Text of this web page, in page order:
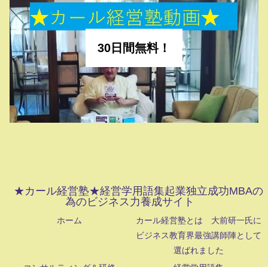
30日間無料！
★カール経営塾★経営学用語集起業独立成功MBAの
為のビジネス力養成サイト
ホーム
カール経営塾とは 大前研一氏に
ビジネス教育界最強講師陣として
選ばれました